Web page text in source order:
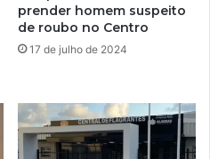
prender homem suspeito
de roubo no Centro
17 de julho de 2024